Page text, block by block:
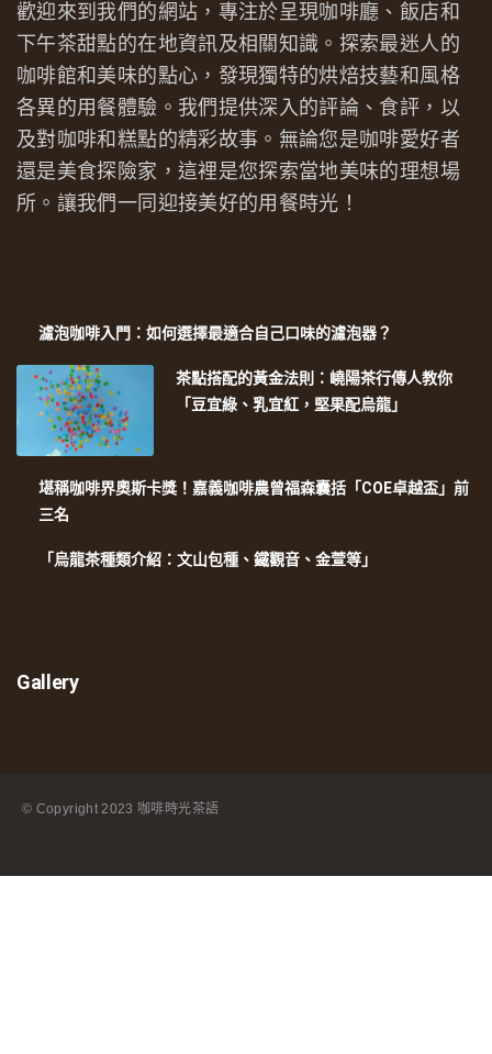
歡迎來到我們的網站，專注於呈現咖啡廳、飯店和
下午茶甜點的在地資訊及相關知識。探索最迷人的
咖啡館和美味的點心，發現獨特的烘焙技藝和風格
各異的用餐體驗。我們提供深入的評論、食評，以
及對咖啡和糕點的精彩故事。無論您是咖啡愛好者
還是美食探險家，這裡是您探索當地美味的理想場
所。讓我們一同迎接美好的用餐時光！
濾泡咖啡入門：如何選擇最適合自己口味的濾泡器？
茶點搭配的黃金法則：嶢陽茶行傳人教你
「豆宜綠、乳宜紅，堅果配烏龍」
堪稱咖啡界奧斯卡獎！嘉義咖啡農曾福森囊括「COE卓越盃」前
三名
「烏龍茶種類介紹：文山包種、鐵觀音、金萱等」
Gallery
© Copyright2023 咖啡時光茶語